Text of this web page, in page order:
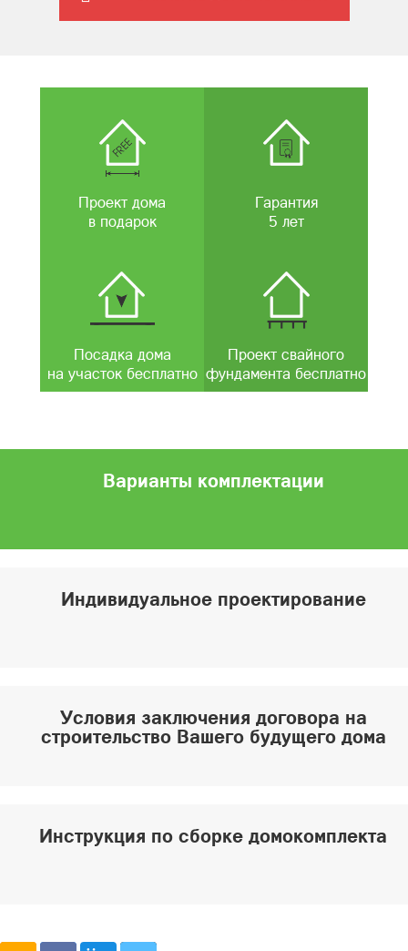
Проект дома
в подарок
Гарантия
5 лет
Посадка дома
на участок бесплатно
Проект свайного
фундамента бесплатно
Варианты комплектации
Индивидуальное проектирование
Условия заключения договора на
строительство Вашего будущего дома
Инструкция по сборке домокомплекта